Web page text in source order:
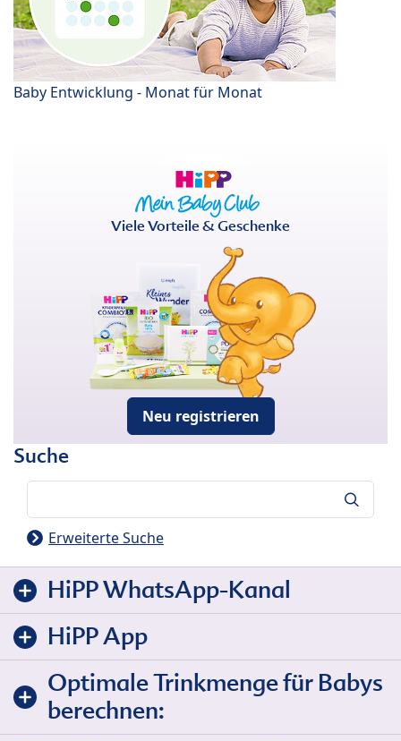
Baby Entwicklung - Monat für Monat
Viele Vorteile & Geschenke
Neu registrieren
Suche
Erweiterte Suche
HiPP WhatsApp-Kanal
HiPP App
Optimale Trinkmenge für Babys
berechnen: